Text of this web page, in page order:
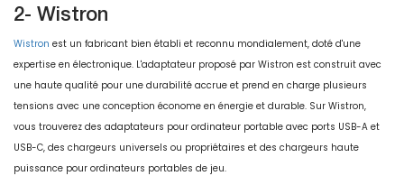
2- Wistron
Wistron est un fabricant bien établi et reconnu mondialement, doté d'une
expertise en électronique. L'adaptateur proposé par Wistron est construit avec
une haute qualité pour une durabilité accrue et prend en charge plusieurs
tensions avec une conception économe en énergie et durable. Sur Wistron,
vous trouverez des adaptateurs pour ordinateur portable avec ports USB-A et
USB-C, des chargeurs universels ou propriétaires et des chargeurs haute
puissance pour ordinateurs portables de jeu.